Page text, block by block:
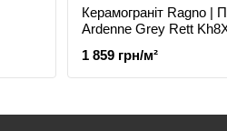
Керамограніт Ragno |
Ardenne Grey Rett
1 859 грн/м²